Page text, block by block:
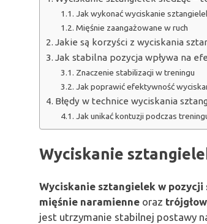
Jak wykonać wyciskanie
Mięśnie zaangażowane w ruch
Jakie są korzyści z wyciskania
Jak stabilna pozycja wpływa na
Znaczenie stabilizacji w treningu
Jak poprawić efektywność
Błędy w technice wyciskania
Jak unikać kontuzji podczas
Wyciskanie
Wyciskanie sztangielek w pozycji
mięśnie naramienne oraz
jest utrzymanie stabilnej postawy